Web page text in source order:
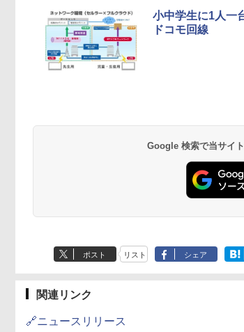
小中学生に1人一
ドコモ回線
Google 検索で当サイ
ポスト リスト シェア
関連リンク
🔗ニュースリリース